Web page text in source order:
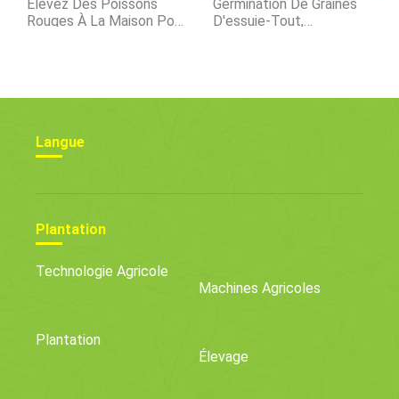
Élevez Des Poissons
Rouges À La Maison Pour
Germination De Graines
D'essuie-Tout,
Langue
Plantation
Technologie Agricole
Machines Agricoles
Plantation
Élevage